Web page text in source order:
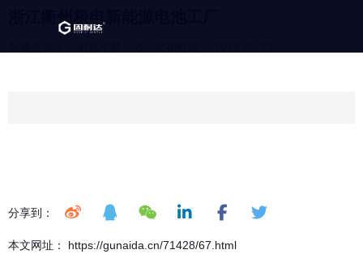
浙江衢州极电新能源电池工厂
分享到：
本文网址： https://gunaida.cn/71428/67.html